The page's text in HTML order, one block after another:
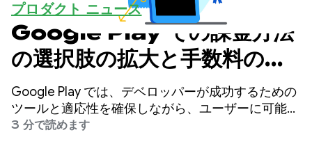
プロダクト ニュース
Google Play での課金方法
の選択肢の拡大と手数料の引
き下げ
Google Play では、デベロッパーが成功するための
ツールと適応性を確保しながら、ユーザーに可能な
限り最高のエクスペリエンスを提供することに尽力
3 分で読めます